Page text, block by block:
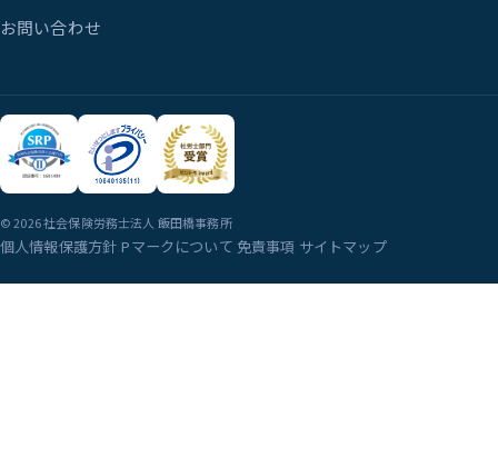
お問い合わせ
© 2026 社会保険労務士法人 飯田橋事務所
個人情報保護方針 Pマークについて 免責事項 サイトマップ